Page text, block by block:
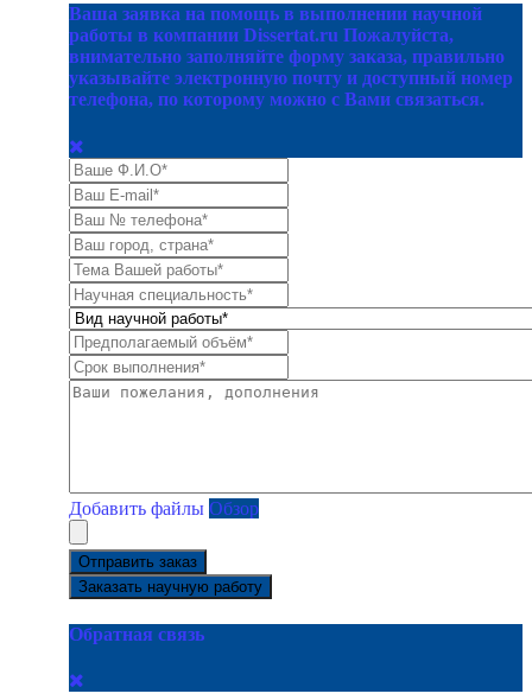
Ваша заявка на помощь в выполнении научной
работы в компании Dissertat.ru Пожалуйста,
внимательно заполняйте форму заказа, правильно
указывайте электронную почту и доступный номер
телефона, по которому можно с Вами связаться.
Добавить файлы Обзор
Отправить заказ
Заказать научную работу
Обратная связь